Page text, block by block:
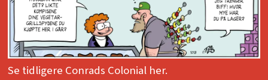
Se tidligere Conrads Colonial her.